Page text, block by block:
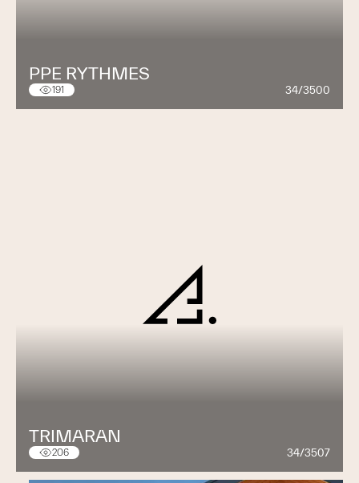
PPE RYTHMES
191 34/3500
TRIMARAN
206 34/3507